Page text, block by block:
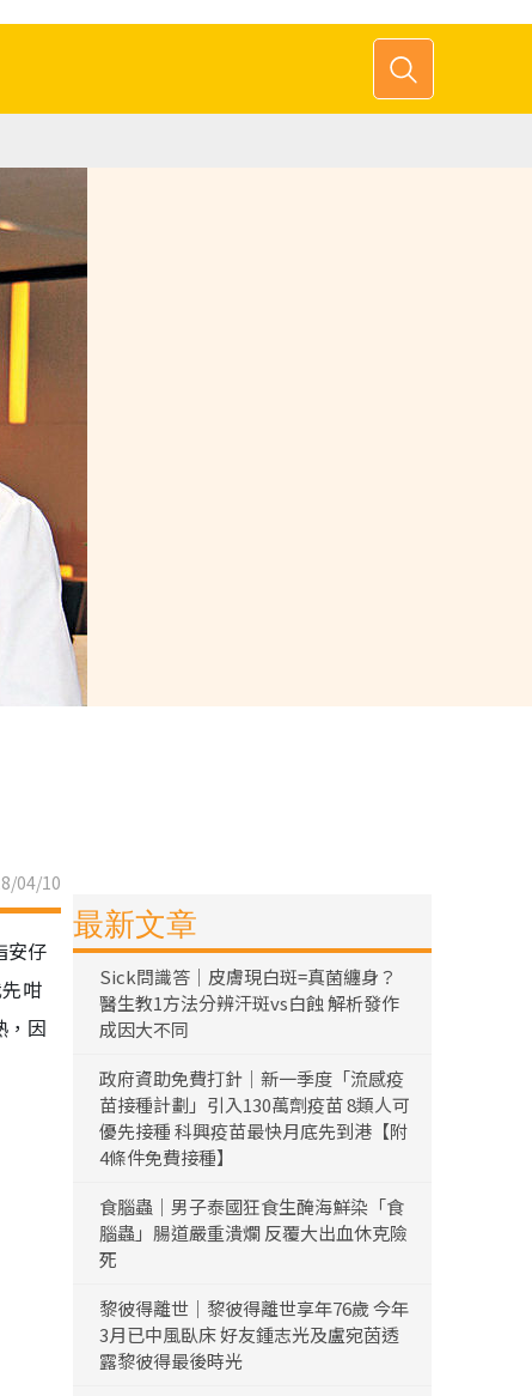
04/10
安仔
咁
，因
最新文章
Sick問識答｜皮膚現白斑=真菌纏身？
醫生教1方法分辨汗斑vs白蝕 解析發作
成因大不同
政府資助免費打針｜新一季度「流感疫
苗接種計劃」引入130萬劑疫苗 8類人可
優先接種 科興疫苗最快月底先到港【附
4條件免費接種】
食腦蟲｜男子泰國狂食生醃海鮮染「食
腦蟲」腸道嚴重潰爛 反覆大出血休克險
死
黎彼得離世｜黎彼得離世享年76歲 今年
3月已中風臥床 好友鍾志光及盧宛茵透
露黎彼得最後時光